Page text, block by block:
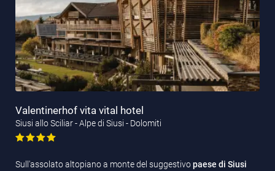
Valentinerhof vita vital hotel
Siusi allo Sciliar - Alpe di Siusi - Dolomiti
Sull'assolato altopiano a monte del suggestivopaese di Siusi